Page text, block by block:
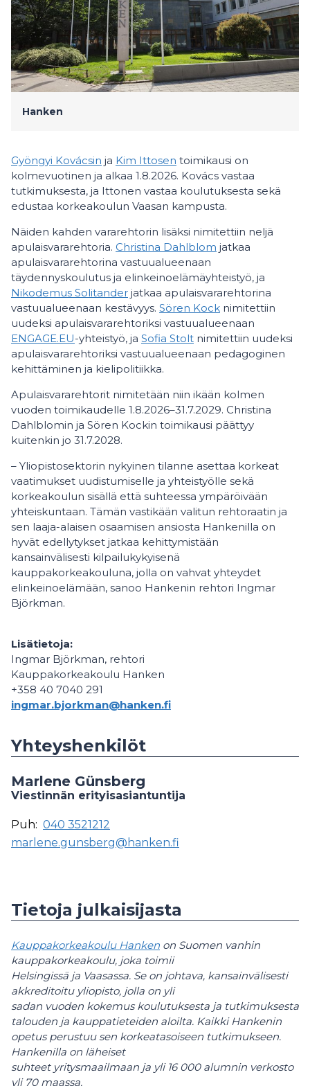
Hanken
Gyöngyi Kovácsin ja Kim Ittosen toimikausi on
kolmevuotinen ja alkaa 1.8.2026. Kovács vastaa
tutkimuksesta, ja Ittonen vastaa koulutuksesta sekä
edustaa korkeakoulun Vaasan kampusta.
Näiden kahden vararehtorin lisäksi nimitettiin neljä
apulaisvararehtoria. Christina Dahlblom jatkaa
apulaisvararehtorina vastuualueenaan
täydennyskoulutus ja elinkeinoelämäyhteistyö, ja
Nikodemus Solitander jatkaa apulaisvararehtorina
vastuualueenaan kestävyys. Sören Kock nimitettiin
uudeksi apulaisvararehtoriksi vastuualueenaan
ENGAGE.EU-yhteistyö, ja Sofia Stolt nimitettiin uudeksi
apulaisvararehtoriksi vastuualueenaan pedagoginen
kehittäminen ja kielipolitiikka.
Apulaisvararehtorit nimitetään niin ikään kolmen
vuoden toimikaudelle 1.8.2026–31.7.2029. Christina
Dahlblomin ja Sören Kockin toimikausi päättyy
kuitenkin jo 31.7.2028.
– Yliopistosektorin nykyinen tilanne asettaa korkeat
vaatimukset uudistumiselle ja yhteistyölle sekä
korkeakoulun sisällä että suhteessa ympäröivään
yhteiskuntaan. Tämän vastikään valitun rehtoraatin ja
sen laaja-alaisen osaamisen ansiosta Hankenilla on
hyvät edellytykset jatkaa kehittymistään
kansainvälisesti kilpailukykyisenä
kauppakorkeakouluna, jolla on vahvat yhteydet
elinkeinoelämään, sanoo Hankenin rehtori Ingmar
Björkman.
Lisätietoja:
Ingmar Björkman, rehtori
Kauppakorkeakoulu Hanken
+358 40 7040 291
ingmar.bjorkman@hanken.fi
Yhteyshenkilöt
Marlene Günsberg
Viestinnän erityisasiantuntija
Puh: 040 3521212
marlene.gunsberg@hanken.fi
Tietoja julkaisijasta
Kauppakorkeakoulu Hanken on Suomen vanhin
kauppakorkeakoulu, joka toimii
Helsingissä ja Vaasassa. Se on johtava, kansainvälisesti
akkreditoitu yliopisto, jolla on yli
sadan vuoden kokemus koulutuksesta ja tutkimuksesta
talouden ja kauppatieteiden aloilta. Kaikki Hankenin
opetus perustuu sen korkeatasoiseen tutkimukseen.
Hankenilla on läheiset
suhteet yritysmaailmaan ja yli 16 000 alumnin verkosto
yli 70 maassa.